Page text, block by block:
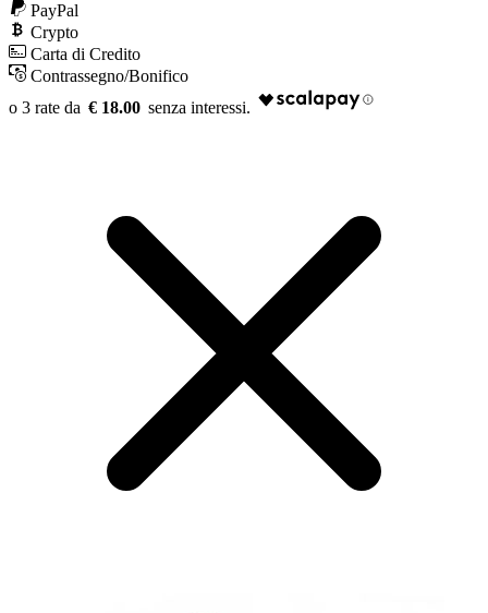
PayPal
Crypto
Carta di Credito
Contrassegno/Bonifico
€ 18.00